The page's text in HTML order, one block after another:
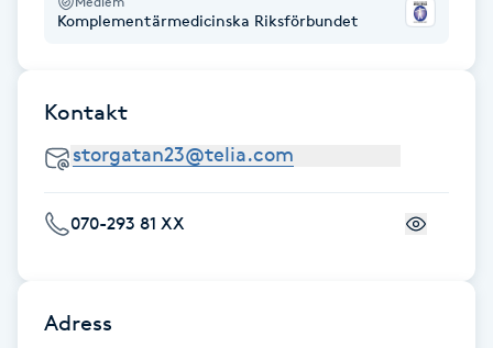
Frekvensterapi
Friskvårdsmassage
Komplementärmedicinska Riksförbundet
Kontakt
070-293 81 XX
Adress